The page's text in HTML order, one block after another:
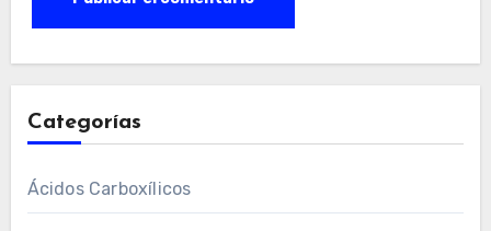
Categorías
Ácidos Carboxílicos